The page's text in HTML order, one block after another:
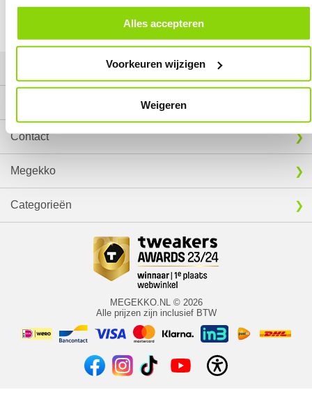
alle cookies. Je kunt je gegeven toestemming altijd intrekken, dit doe je
door in de footer van onze website te klikken op ‘Cookievoorkeuren’
Alles accepteren
Voorkeuren wijzigen
Weigeren
Contact
Megekko
Categorieën
MEGEKKO.NL © 2026
Alle prijzen zijn inclusief BTW